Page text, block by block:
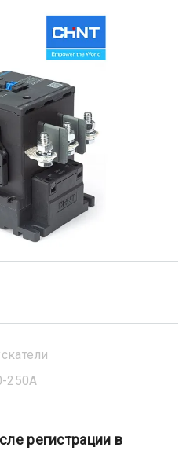
250А
регистрации в